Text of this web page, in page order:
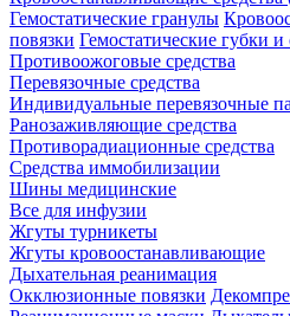
Гемостатические гранулы
повязки Гемостатические губки и
Противоожоговые средства
Перевязочные средства
Индивидуальные перевязочные
Ранозаживляющие средства
Противорадиационные средства
Средства иммобилизации
Шины медицинские
Все для инфузии
Жгуты турникеты
Жгуты кровоостанавливающие
Дыхательная реанимация
Окклюзионные повязки